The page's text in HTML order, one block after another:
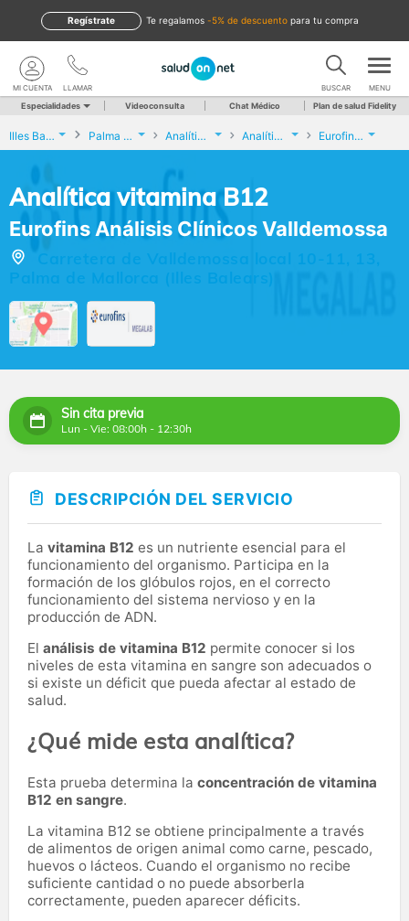
te regalamos -5% de descuento para tu compra
Regístrate
LLAMAR
MI CUENTA BUSCAR MENU
Especialidades Videoconsulta Chat Médico Plan de salud Fidelity
Illes Balears Palma de Mallorca Analíticas y Genética Analítica vitamina B12 Eurofins Análisis Clínicos Valldemossa
Analítica vitamina B12
Eurofins Análisis Clínicos Valldemossa
Carretera de Valldemossa local 10-11, 13,
Palma de Mallorca (Illes Balears)
Sin cita previa
Lun - Vie: 08:00h - 12:30h
DESCRIPCIÓN DEL SERVICIO
La vitamina B12 es un nutriente esencial para el
funcionamiento del organismo. Participa en la
formación de los glóbulos rojos, en el correcto
funcionamiento del sistema nervioso y en la
producción de ADN.
El análisis de vitamina B12 permite conocer si los
niveles de esta vitamina en sangre son adecuados o
si existe un déficit que pueda afectar al estado de
salud.
¿Qué mide esta analítica?
Esta prueba determina la concentración de vitamina
B12 en sangre.
La vitamina B12 se obtiene principalmente a través
de alimentos de origen animal como carne, pescado,
huevos o lácteos. Cuando el organismo no recibe
suficiente cantidad o no puede absorberla
correctamente, pueden aparecer déficits.